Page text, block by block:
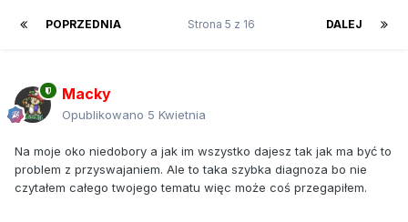
POPRZEDNIA DALEJ
Strona 5 z 16
Macky
Opublikowano 5 Kwietnia
Na moje oko niedobory a jak im wszystko dajesz tak jak ma być to
problem z przyswajaniem. Ale to taka szybka diagnoza bo nie
czytałem całego twojego tematu więc może coś przegapiłem.